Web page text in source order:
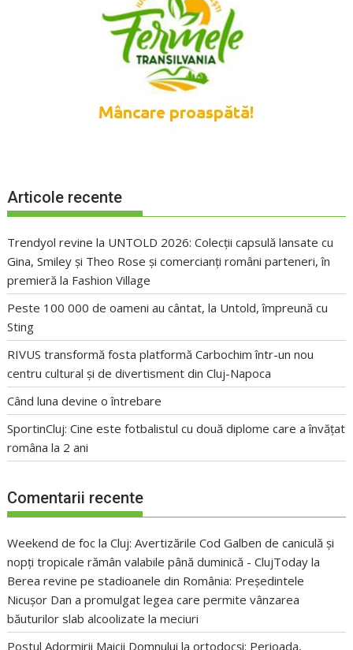
Articole recente
Trendyol revine la UNTOLD 2026: Colecții capsulă lansate cu
Gina, Smiley și Theo Rose și comercianți români parteneri, în
premieră la Fashion Village
Peste 100 000 de oameni au cântat, la Untold, împreună cu
Sting
RIVUS transformă fosta platformă Carbochim într-un nou
centru cultural și de divertisment din Cluj-Napoca
Când luna devine o întrebare
SportinCluj: Cine este fotbalistul cu două diplome care a învățat
româna la 2 ani
Comentarii recente
Weekend de foc la Cluj: Avertizările Cod Galben de caniculă și
nopți tropicale rămân valabile până duminică - ClujToday la
Berea revine pe stadioanele din România: Președintele
Nicușor Dan a promulgat legea care permite vânzarea
băuturilor slab alcoolizate la meciuri
Postul Adormirii Maicii Domnului la ortodocși: Perioada,